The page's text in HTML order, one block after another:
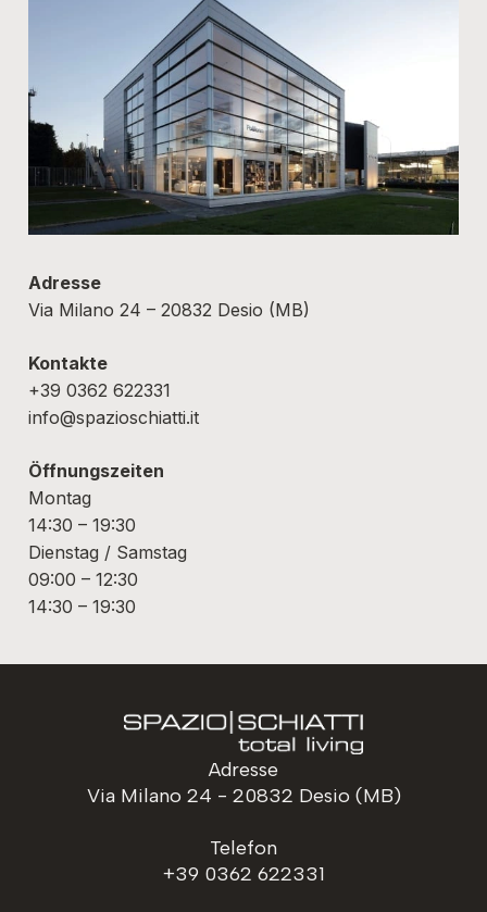
Adresse
Via Milano 24 – 20832 Desio (MB)
Kontakte
+39 0362 622331
info@spazioschiatti.it
Öffnungszeiten
Montag
14:30 – 19:30
Dienstag / Samstag
09:00 – 12:30
14:30 – 19:30
Adresse
Via Milano 24 - 20832 Desio (MB)
Telefon
+39 0362 622331